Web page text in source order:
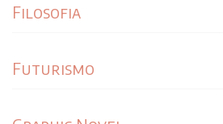
Filosofia
Futurismo